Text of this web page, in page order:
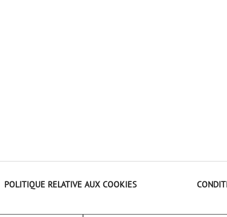
POLITIQUE RELATIVE AUX COOKIES